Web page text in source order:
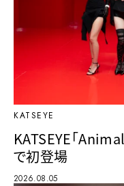
KATSEYE
KATSEYE「
で初登場
2026.08.05